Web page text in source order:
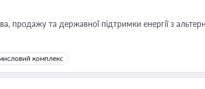
продажу та державної підтримки енергії з
комплекс